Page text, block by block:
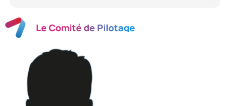
Le Comité de Pilotage